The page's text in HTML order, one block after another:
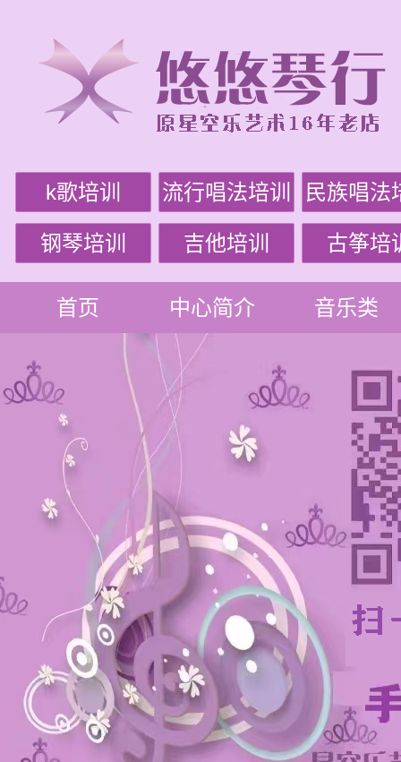
k歌培训 流行唱法培训 民族唱法
钢琴培训 吉他培训 古筝培
首页 中心简介 音乐类